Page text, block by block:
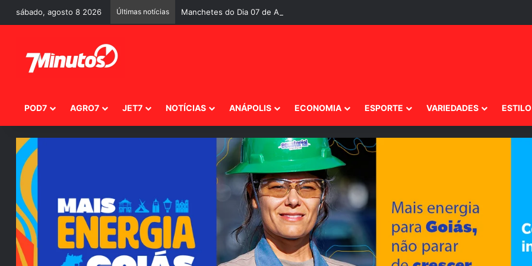
sábado, agosto 8 2026 Últimas notícias Manchetes do Dia 07 de Agosto de 2026, Sexta-Feira
POD7 AGRO7 JET7 NOTÍCIAS ANÁPOLIS ECONOMIA ESPORTE VARIEDADES ESTILO